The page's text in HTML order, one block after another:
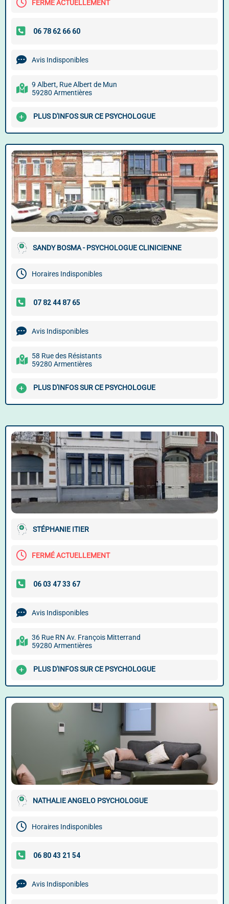
FERMÉ ACTUELLEMENT
Avis Indisponibles
9 Albert, Rue Albert de Mun
59280 Armentières
PLUS D'INFOS SUR CE PSYCHOLOGUE
SANDY BOSMA - PSYCHOLOGUE CLINICIENNE
Horaires Indisponibles
Avis Indisponibles
58 Rue des Résistants
59280 Armentières
PLUS D'INFOS SUR CE PSYCHOLOGUE
STÉPHANIE ITIER
FERMÉ ACTUELLEMENT
Avis Indisponibles
36 Rue RN Av. François Mitterrand
59280 Armentières
PLUS D'INFOS SUR CE PSYCHOLOGUE
NATHALIE ANGELO PSYCHOLOGUE
Horaires Indisponibles
Avis Indisponibles